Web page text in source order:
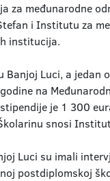
za međunarodne
i Institutu za
institucija.
Luci, a
na
je 1 300
snosi
Luci su imali
postdiplomskoj